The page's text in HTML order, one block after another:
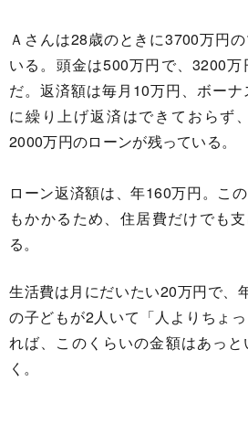
Ａさんは28歳のときに3700万円
いる。頭金は500万円で、3200
だ。返済額は毎月10万円、ボー
に繰り上げ返済はできておらず
2000万円のローンが残っている。
ローン返済額は、年160万円。こ
もかかるため、住居費だけでも
る。
生活費は月にだいたい20万円で、
の子どもが2人いて「人よりちょ
れば、このくらいの金額はあっ
く。